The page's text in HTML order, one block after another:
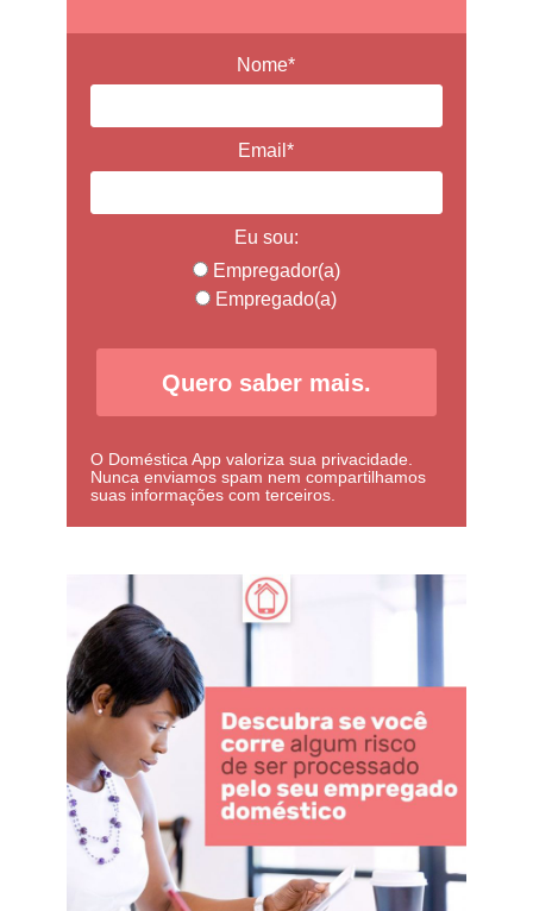
Nome*
Email*
Eu sou:
Empregador(a)
Empregado(a)
Quero saber mais.
O Doméstica App valoriza sua privacidade.
Nunca enviamos spam nem compartilhamos
suas informações com terceiros.